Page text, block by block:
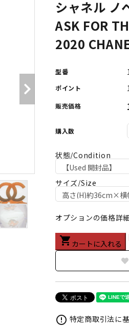
シャネル ノ
ASK FOR
2020
型番
ポイント
販売価格
購入数
状態/Condition
サイズ/Size
オプションの価格詳
shopping_cart カートに入れる
error_outline 特定商取引法に